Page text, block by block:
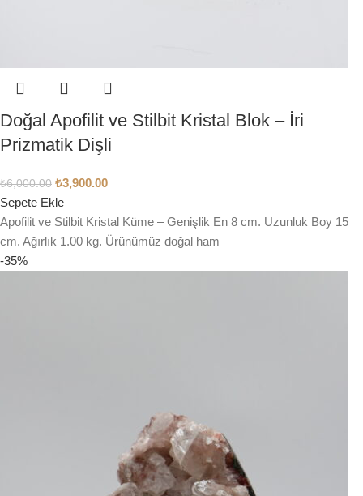
Doğal Apofilit ve Stilbit Kristal Blok – İri
Prizmatik Dişli
₺6,000.00 ₺3,900.00
Sepete Ekle
Apofilit ve Stilbit Kristal Küme – Genişlik En 8 cm. Uzunluk Boy 15
cm. Ağırlık 1.00 kg. Ürünümüz doğal ham
-35%